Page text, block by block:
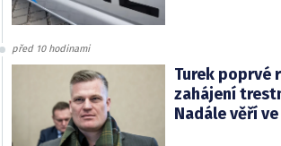
před 10 hodinami
Turek poprvé
zahájení
Nadále věří